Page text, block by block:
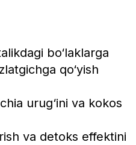
bo‘laklarga
qo‘yish
urug‘ini va kokos
va detoks effektini